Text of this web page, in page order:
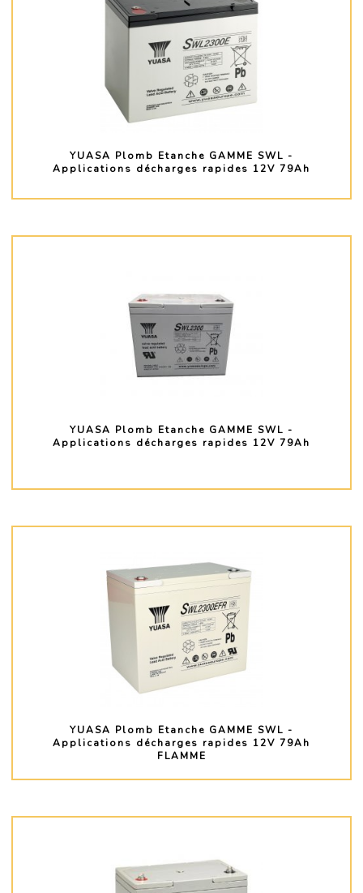
YUASA Plomb Etanche GAMME SWL -
Applications décharges rapides 12V 79Ah
YUASA Plomb Etanche GAMME SWL -
Applications décharges rapides 12V 79Ah
YUASA Plomb Etanche GAMME SWL -
Applications décharges rapides 12V 79Ah
FLAMME